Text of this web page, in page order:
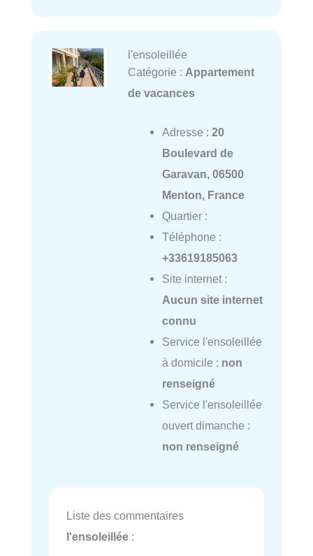
l'ensoleillée
Catégorie : Appartement
de vacances
Adresse : 20
Boulevard de
Garavan, 06500
Menton, France
Quartier :
Téléphone :
+33619185063
Site internet :
Aucun site internet
connu
Service l'ensoleillée
à domicile : non
renseigné
Service l'ensoleillée
ouvert dimanche :
non renseigné
Liste des commentaires
l'ensoleillée :